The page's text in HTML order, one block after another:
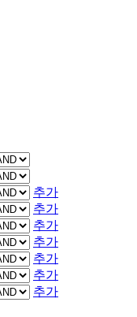
추가
추가
추가
추가
추가
추가
추가